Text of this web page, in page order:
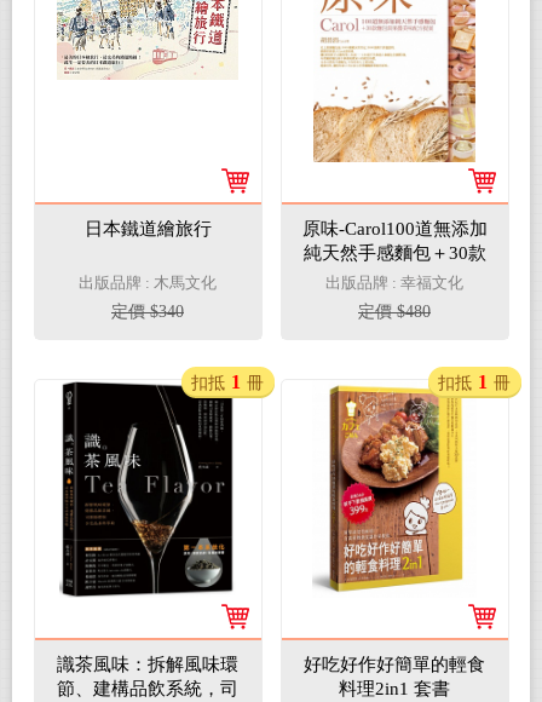
日本鐵道繪旅行
出版品牌 : 木馬文化
定價 $340
原味-Carol100道無添加
純天然手感麵包＋30款
麵包與果醬美味配方提
案
出版品牌 : 幸福文化
定價 $480
識茶風味：拆解風味環
節、建構品飲系統，司
扣抵 1 冊
好吃好作好簡單的輕食
料理2in1 套書
扣抵 1 冊